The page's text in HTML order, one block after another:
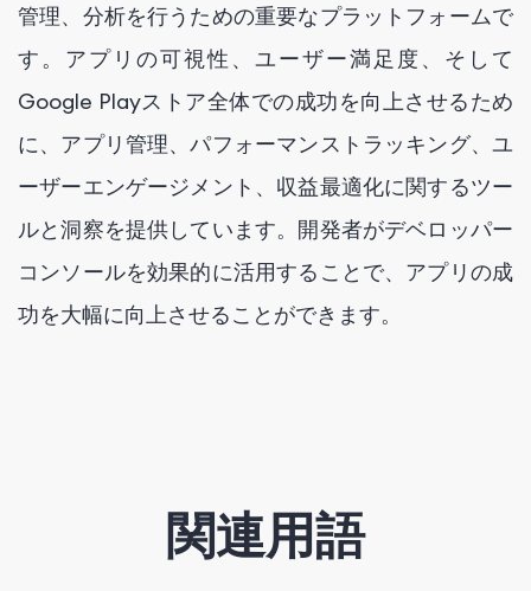
管理、分析を行うための重要なプラットフォームで
す。アプリの可視性、ユーザー満足度、そして
Google Playストア全体での成功を向上させるため
に、アプリ管理、パフォーマンストラッキング、ユ
ーザーエンゲージメント、収益最適化に関するツー
ルと洞察を提供しています。開発者がデベロッパー
コンソールを効果的に活用することで、アプリの成
功を大幅に向上させることができます。
関連用語